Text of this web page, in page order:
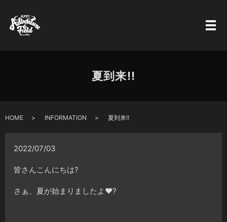
夏到来!!
HOME INFORMATION 夏到来!!
2022/07/03
皆さんこんにちは?
さぁ、夏が始まりましたよ❤️?